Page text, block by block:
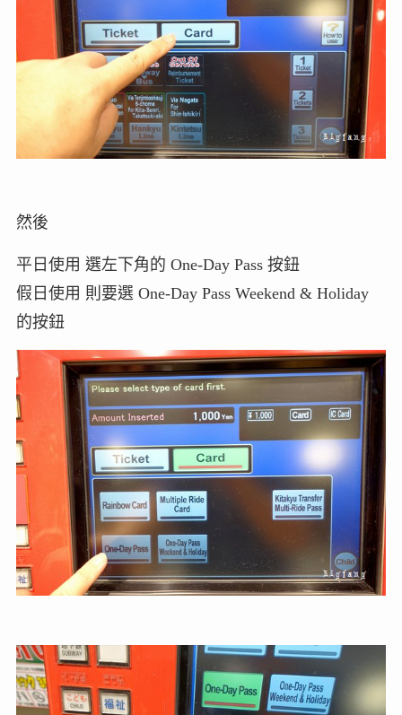
然後
平日使用 選左下角的 One-Day Pass 按鈕
假日使用 則要選 One-Day Pass Weekend & Holiday
的按鈕